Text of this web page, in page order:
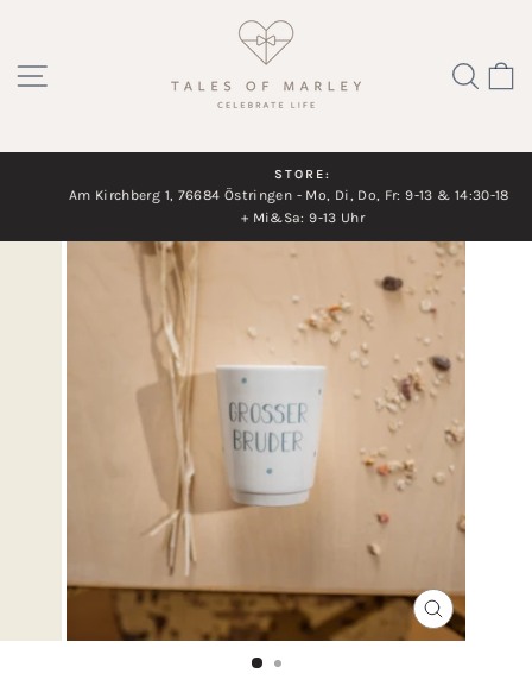
Inhalt
SEITENNAVIGATION
Diashow
STORE:
Am Kirchberg 1, 76684 Östringen - Mo, Di, Do, Fr: 9-13 & 14:30-18 Uhr
+ Mi&Sa: 9-13 Uhr
ESC)